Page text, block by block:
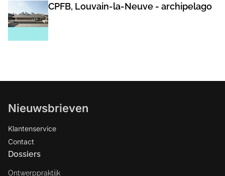
CPFB, Louvain-la-Neuve - archipelago
Nieuwsbrieven
Klantenservice
Contact
Dossiers
Ontwerppraktijk